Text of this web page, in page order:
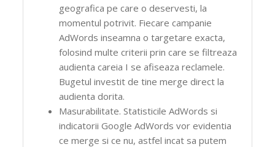
geografica pe care o deservesti, la
momentul potrivit. Fiecare campanie
AdWords inseamna o targetare exacta,
folosind multe criterii prin care se filtreaza
audienta careia I se afiseaza reclamele.
Bugetul investit de tine merge direct la
audienta dorita.
Masurabilitate. Statisticile AdWords si
indicatorii Google AdWords vor evidentia
ce merge si ce nu, astfel incat sa putem